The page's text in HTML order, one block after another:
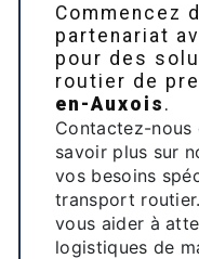
Commencez
partenariat
pour des
routier de
en-Auxois .
Contactez-nous
savoir plus sur
vos besoins
transport
vous aider à
logistiques de